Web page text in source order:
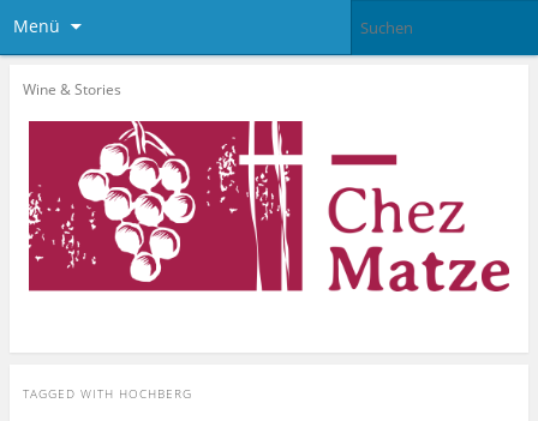
Menü
Wine & Stories
TAGGED WITH HOCHBERG